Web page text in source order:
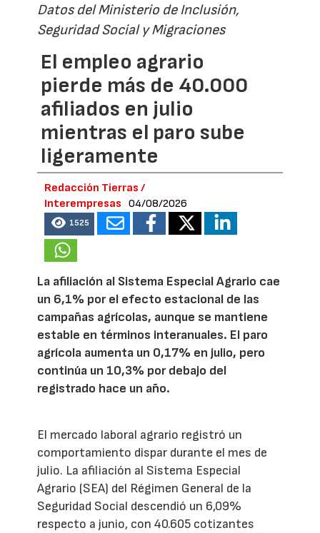
Datos del Ministerio de Inclusión,
Seguridad Social y Migraciones
El empleo agrario
pierde más de 40.000
afiliados en julio
mientras el paro sube
ligeramente
Redacción Tierras /
Interempresas
04/08/2026
1525
La afiliación al Sistema Especial Agrario cae
un 6,1% por el efecto estacional de las
campañas agrícolas, aunque se mantiene
estable en términos interanuales. El paro
agrícola aumenta un 0,17% en julio, pero
continúa un 10,3% por debajo del
registrado hace un año.
El mercado laboral agrario registró un
comportamiento dispar durante el mes de
julio. La afiliación al Sistema Especial
Agrario (SEA) del Régimen General de la
Seguridad Social descendió un 6,09%
respecto a junio, con 40.605 cotizantes